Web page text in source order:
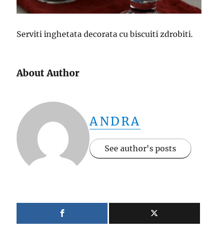
Serviti inghetata decorata cu biscuiti zdrobiti.
About Author
ANDRA
See author's posts